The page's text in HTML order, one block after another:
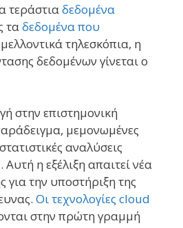
τεράστιαδεδομένα
ταδεδομένα που
τηλεσκόπια, η
δεδομένων γίνεται ο
στην επιστημονική
μεμονωμένες
αναλύσεις
η εξέλιξη απαιτεί νέα
την υποστήριξη της
Οι τεχνολογίες cloud
στην πρώτη γραμμή